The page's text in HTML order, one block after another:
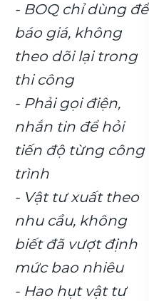
- BOQ chỉ dùng để
báo giá, không
theo dõi lại trong
thi công
- Phải gọi điện,
nhắn tin để hỏi
tiến độ từng công
trình
- Vật tư xuất theo
nhu cầu, không
biết đã vượt định
mức bao nhiêu
- Hao hụt vật tư